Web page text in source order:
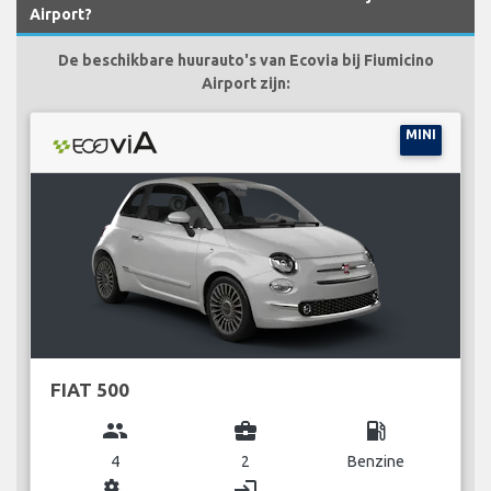
Airport?
De beschikbare huurauto's van Ecovia bij Fiumicino
Airport zijn:
MINI
FIAT 500
group
4
business_center
2
local_gas_station
Benzine